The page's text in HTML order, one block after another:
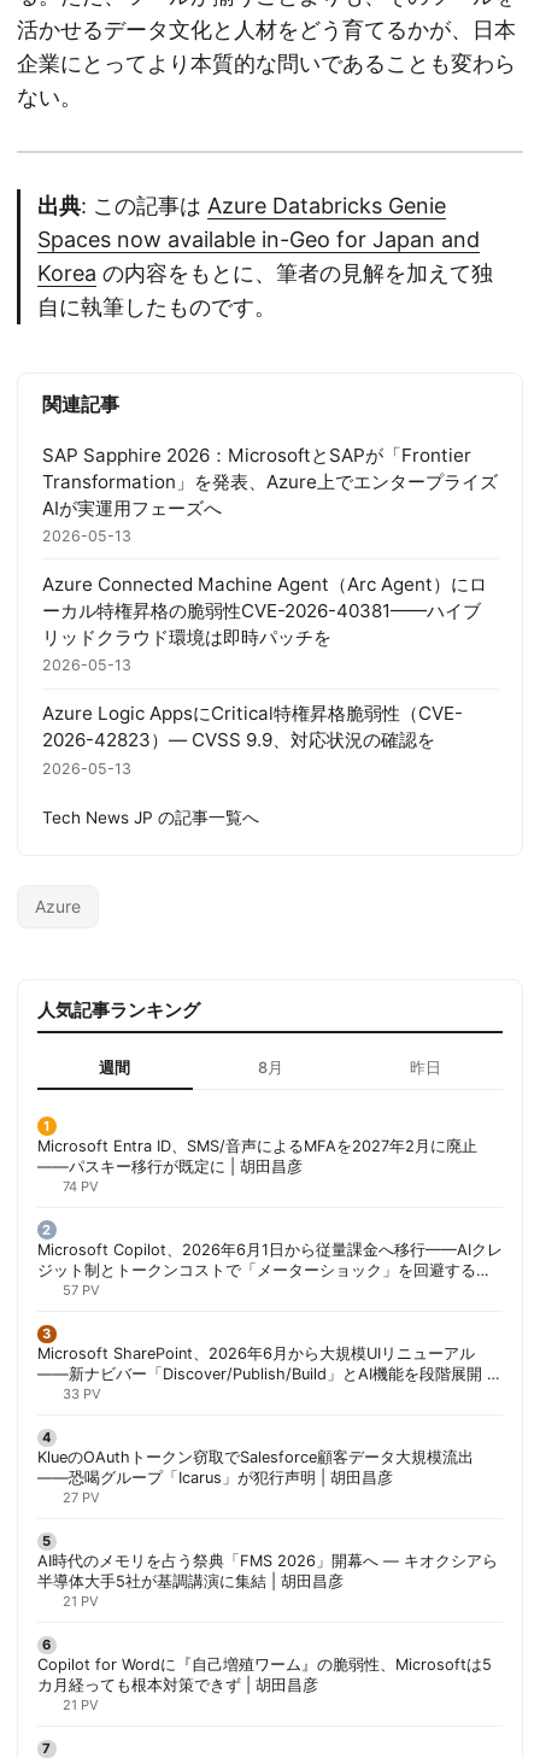
活かせるデータ文化と人材をどう育てるかが、日本
企業にとってより本質的な問いであることも変わら
ない。
出典: この記事は Azure Databricks Genie
Spaces now available in-Geo for Japan and
Korea の内容をもとに、筆者の見解を加えて独
自に執筆したものです。
関連記事
SAP Sapphire 2026：MicrosoftとSAPが「Frontier
Transformation」を発表、Azure上でエンタープライズ
AIが実運用フェーズへ
2026-05-13
Azure Connected Machine Agent（Arc Agent）にロ
ーカル特権昇格の脆弱性CVE-2026-40381——ハイブ
リッドクラウド環境は即時パッチを
2026-05-13
Azure Logic AppsにCritical特権昇格脆弱性（CVE-
2026-42823）— CVSS 9.9、対応状況の確認を
2026-05-13
Tech News JP の記事一覧へ
Azure
人気記事ランキング
週間 8月 昨日
Microsoft Entra ID、SMS/音声によるMFAを2027年2月に廃止
——パスキー移行が既定に | 胡田昌彦
74 PV
Microsoft Copilot、2026年6月1日から従量課金へ移行——AIクレ
ジット制とトークンコストで「メーターショック」を回避する方
法 | 胡田昌彦
57 PV
Microsoft SharePoint、2026年6月から大規模UIリニューアル
——新ナビバー「Discover/Publish/Build」とAI機能を段階展開 |
胡田昌彦
33 PV
KlueのOAuthトークン窃取でSalesforce顧客データ大規模流出
——恐喝グループ「Icarus」が犯行声明 | 胡田昌彦
27 PV
AI時代のメモリを占う祭典「FMS 2026」開幕へ ― キオクシアら
半導体大手5社が基調講演に集結 | 胡田昌彦
21 PV
Copilot for Wordに『自己増殖ワーム』の脆弱性、Microsoftは5
カ月経っても根本対策できず | 胡田昌彦
21 PV